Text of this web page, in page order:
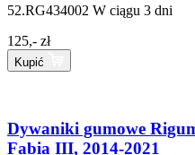
52.RG434002 W ciągu 3 dni
125,- zł
Kupić
Dywaniki gumowe
Fabia III, 2014-2021